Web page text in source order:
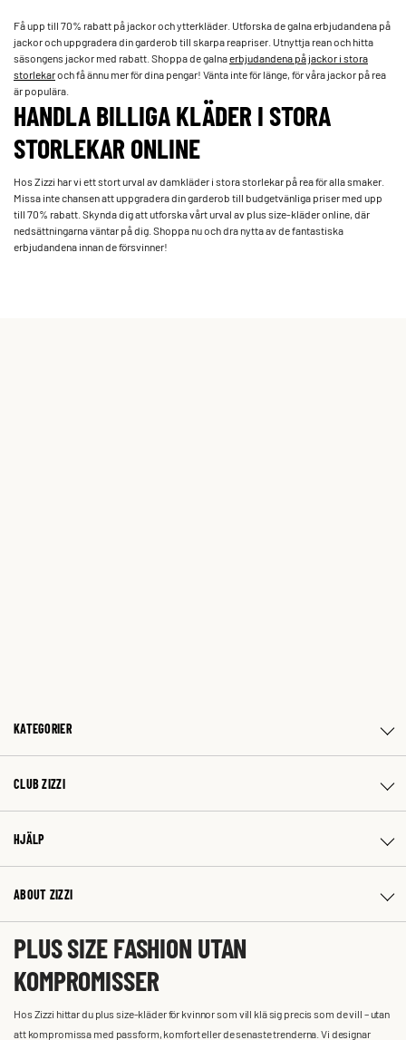
Få upp till 70% rabatt på jackor och ytterkläder. Utforska de galna erbjudandena på
jackor och uppgradera din garderob till skarpa reapriser. Utnyttja rean och hitta
säsongens jackor med rabatt. Shoppa de galnaerbjudandena på jackor i stora
storlekaroch få ännu mer för dina pengar! Vänta inte för länge, för våra jackor på rea
är populära.
HANDLA BILLIGA KLÄDER I STORA
STORLEKAR ONLINE
Hos Zizzi har vi ett stort urval av damkläder i stora storlekar på rea för alla smaker.
Missa inte chansen att uppgradera din garderob till budgetvänliga priser med upp
till 70% rabatt. Skynda dig att utforska vårt urval av plus size-kläder online, där
nedsättningarna väntar på dig. Shoppa nu och dra nytta av de fantastiska
erbjudandena innan de försvinner!
KATEGORIER
CLUB ZIZZI
HJÄLP
ABOUT ZIZZI
PLUS SIZE FASHION UTAN
KOMPROMISSER
Hos Zizzi hittar du plus size-kläder för kvinnor som vill klä sig precis som de vill – utan
att kompromissa med passform, komfort eller de senaste trenderna. Vi designar